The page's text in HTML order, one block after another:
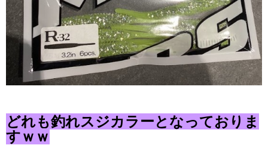
どれも釣れスジカラーとなっておりま
すｗｗ